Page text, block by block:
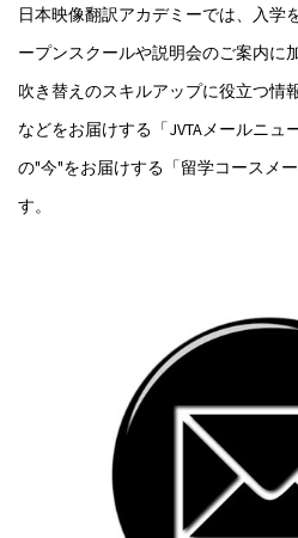
日本映像翻訳アカデミーでは、入学
ープンスクールや説明会のご案内に
吹き替えのスキルアップに役立つ情
などをお届けする「JVTAメールニュ
の"今"をお届けする「留学コースメ
す。